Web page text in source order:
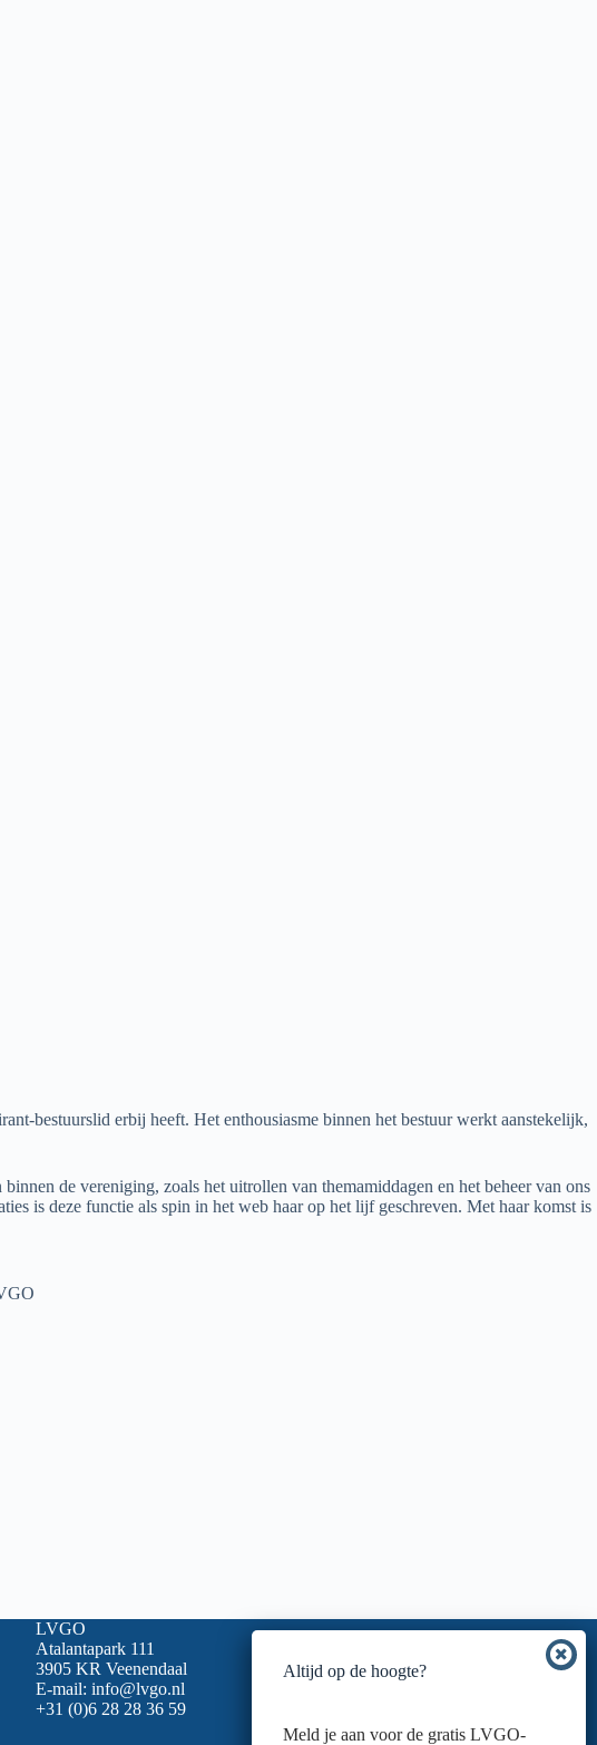
bestuurslid erbij heeft. Het enthousiasme binnen het bestuur werkt aanstekelijk,
de vereniging, zoals het uitrollen van themamiddagen en het beheer van ons
is deze functie als spin in het web haar op het lijf geschreven. Met haar komst is
LVGO
Atalantapark 111
3905 KR Veenendaal
E-mail: info@lvgo.nl
+31 (0)6 28 28 36 59
Altijd op de hoogte?
Meld je aan voor de gratis LVGO-